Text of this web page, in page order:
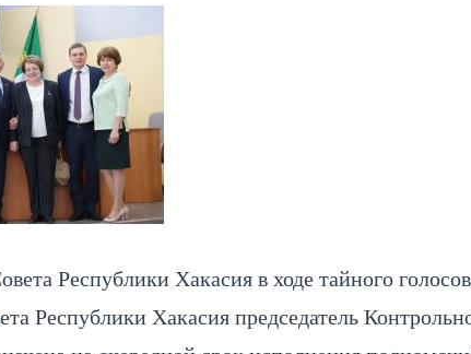
Республики Хакасия в ходе тайного
Республики Хакасия председатель